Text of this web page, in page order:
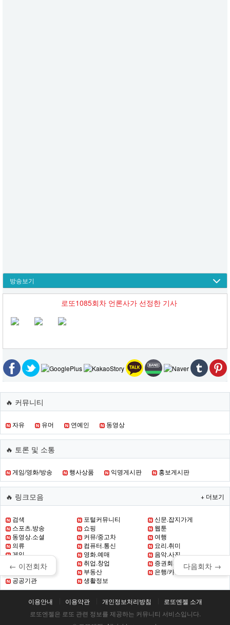
방송보기
← 이전회차 다음회차 →
로또1085회차 언론사가 선정한 기사
🔥 커뮤니티
자유 유머 연예인 동영상
🔥 토론 및 소통
게임/영화/방송 행사상품 익명게시판 홍보게시판
🔥 링크모음 + 더보기
검색 포털커뮤니티
신문.잡지가게
스포츠.방송
쇼핑
웹툰
동영상.소셜
커뮤/중고차
여행
의류
컴퓨터.통신
요리.취미
게임
영화.예매
음악.사진
초.중.고 교육
취업.창업
증권회사
증권
부동산
은행/카드
공공기관
생활정보
이용안내 이용약관 개인정보처리방침
로또엔젤 소개
로또엔젤은 로또 관련 정보를 제공하는 커뮤니티 서비스입니다.